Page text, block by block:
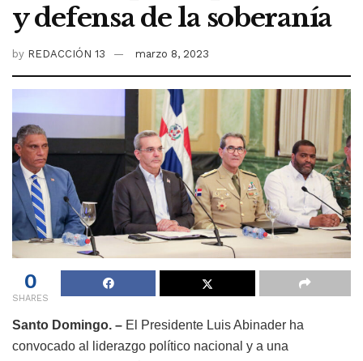
y defensa de la soberanía
by REDACCIÓN 13 marzo 8, 2023
0
SHARES
Santo Domingo. – El Presidente Luis Abinader ha
convocado al liderazgo político nacional y a una